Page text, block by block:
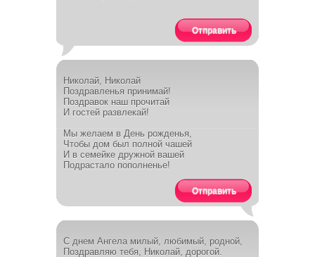
Отправить
Николай, Николай
Поздравленья принимай!
Поздравок наш прочитай
И гостей развлекай!
Мы желаем в День рожденья,
Чтобы дом был полной чашей
И в семейке дружной вашей
Подрастало пополненье!
Отправить
С днем Ангела милый, любимый, родной,
Поздравляю тебя, Николай, дорогой.